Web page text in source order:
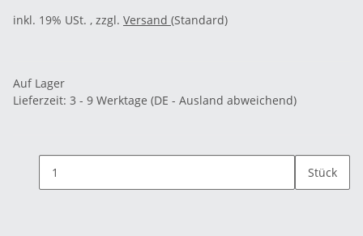
inkl. 19% USt. , zzgl. Versand (Standard)
Auf Lager
Lieferzeit: 3 - 9 Werktage (DE - Ausland abweichend)
Stück